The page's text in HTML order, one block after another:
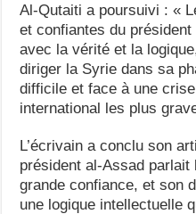
Al-Qutaiti a poursuivi : «
et confiantes du
avec la vérité et la
diriger la Syrie dans sa
difficile et face à une
international les plus
L’écrivain a conclu son
président al-Assad parlait
grande confiance, et son
une logique intellectuelle